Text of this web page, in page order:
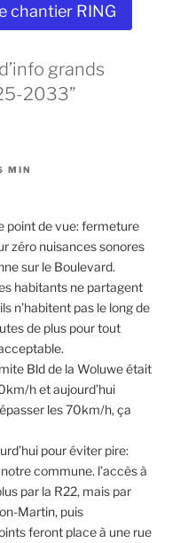
chantier RING
grands
2033”
MIN
point de vue: fermeture
zéro nuisances sonores
sur le Boulevard.
habitants ne partagent
n’habitent pas le long de
de plus pour tout
Bld de la Woluwe était
h et aujourd’hui
les 70km/h, ça
pour éviter pire:
commune. l’accès à
par la R22, mais par
Martin, puis
feront place à une rue